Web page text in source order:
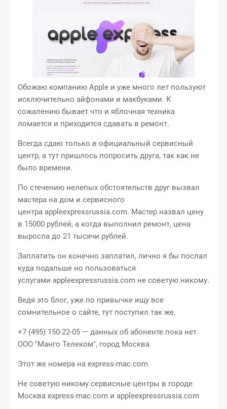
Обожаю компанию Apple и уже много лет пользуют
исключительно айфонами и макбуками. К
сожалению бывает что и яблочная техника
ломается и приходится сдавать в ремонт.
Всегда сдаю только в официальный сервисный
центр, а тут пришлось попросить друга, так как не
было времени.
По стечению нелепых обстоятельств друг вызвал
мастера на дом и сервисного
центра appleexpressrussia.com. Мастер назвал цену
в 15000 рублей, а когда выполнил ремонт, цена
выросла до 21 тысячи рублей.
Заплатить он конечно заплатил, лично я бы послал
куда подальше но пользоваться
услугами appleexpressrussia.com не советую никому.
Ведя это блог, уже по привычке ищу все
сомнительное о сайте, тут поступил так же.
+7 (495) 150-22-05 — данных об абоненте пока нет.
ООО "Манго Телеком", город Москва
Этот же номера на express-mac.com
Не советую никому сервисные центры в городе
Москва express-mac.com и appleexpressrussia.com